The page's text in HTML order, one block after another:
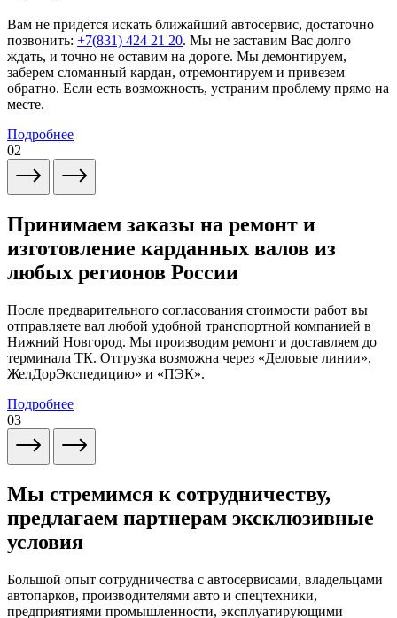
Вам не придется искать ближайший автосервис, достаточно
позвонить: +7(831) 424 21 20. Мы не заставим Вас долго
ждать, и точно не оставим на дороге. Мы демонтируем,
заберем сломанный кардан, отремонтируем и привезем
обратно. Если есть возможность, устраним проблему прямо на
месте.
Подробнее
02
Принимаем заказы на ремонт и
изготовление карданных валов из
любых регионов России
После предварительного согласования стоимости работ вы
отправляете вал любой удобной транспортной компанией в
Нижний Новгород. Мы производим ремонт и доставляем до
терминала ТК. Отгрузка возможна через «Деловые линии»,
ЖелДорЭкспедицию» и «ПЭК».
Подробнее
03
Мы стремимся к сотрудничеству,
предлагаем партнерам эксклюзивные
условия
Большой опыт сотрудничества с автосервисами, владельцами
автопарков, производителями авто и спецтехники,
предприятиями промышленности, эксплуатирующими